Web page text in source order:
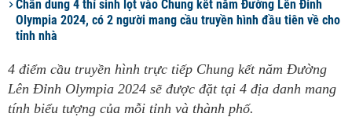
Chân dung 4 thí sinh lọt vào Chung kết năm Đường Lên Đỉnh
Olympia 2024, có 2 người mang cầu truyền hình đầu tiên về cho
tỉnh nhà
4 điểm cầu truyền hình trực tiếp Chung kết năm Đường
Lên Đỉnh Olympia 2024 sẽ được đặt tại 4 địa danh mang
tính biểu tượng của mỗi tỉnh và thành phố.